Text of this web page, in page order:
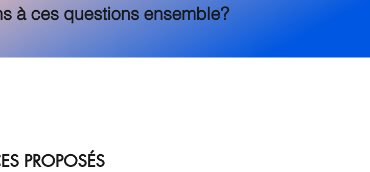
à ces questions ensemble?
PROPOSÉS